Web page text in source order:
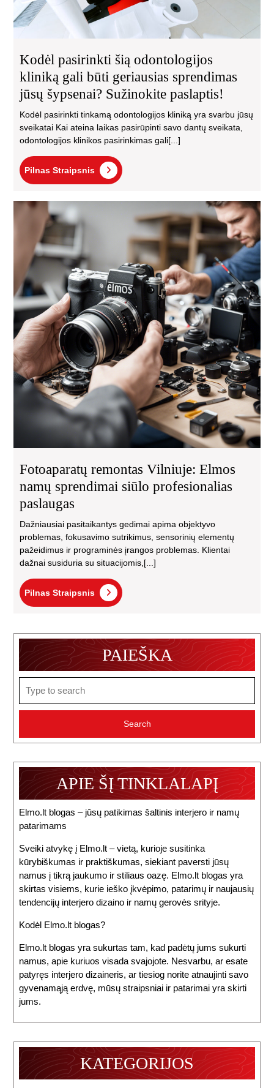
Kodėl pasirinkti šią odontologijos
kliniką gali būti geriausias sprendimas
jūsų šypsenai? Sužinokite paslaptis!
Kodėl pasirinkti tinkamą odontologijos kliniką yra svarbu jūsų
sveikatai Kai ateina laikas pasirūpinti savo dantų sveikata,
odontologijos klinikos pasirinkimas gali[...]
Pilnas Straipsnis
Pilnas
Straipsnis
Fotoaparatų remontas Vilniuje: Elmos
namų sprendimai siūlo profesionalias
paslaugas
Dažniausiai pasitaikantys gedimai apima objektyvo
problemas, fokusavimo sutrikimus, sensorinių elementų
pažeidimus ir programinės įrangos problemas. Klientai
dažnai susiduria su situacijomis,[...]
Pilnas Straipsnis
Pilnas
Straipsnis
PAIEŠKA
for:
APIE ŠĮ TINKLALAPĮ
Elmo.lt blogas – jūsų patikimas šaltinis interjero ir namų
patarimams
Sveiki atvykę į Elmo.lt – vietą, kurioje susitinka
kūrybiškumas ir praktiškumas, siekiant paversti jūsų
namus į tikrą jaukumo ir stiliaus oazę. Elmo.lt blogas yra
skirtas visiems, kurie ieško įkvėpimo, patarimų ir naujausių
tendencijų interjero dizaino ir namų gerovės srityje.
Kodėl Elmo.lt blogas?
Elmo.lt blogas yra sukurtas tam, kad padėtų jums sukurti
namus, apie kuriuos visada svajojote. Nesvarbu, ar esate
patyręs interjero dizaineris, ar tiesiog norite atnaujinti savo
gyvenamąją erdvę, mūsų straipsniai ir patarimai yra skirti
jums.
KATEGORIJOS